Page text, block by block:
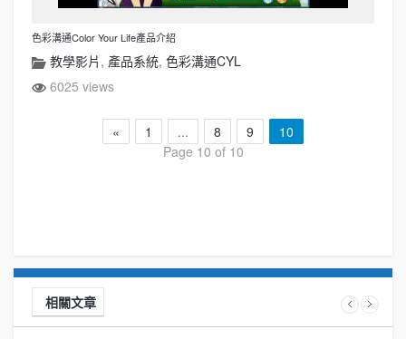
色彩溝通Color Your Life產品介紹
教學影片 , 產品系統, 色彩溝通CYL
6025 views
« 1 ... 8 9
10
Page 10 of 10
相關文章